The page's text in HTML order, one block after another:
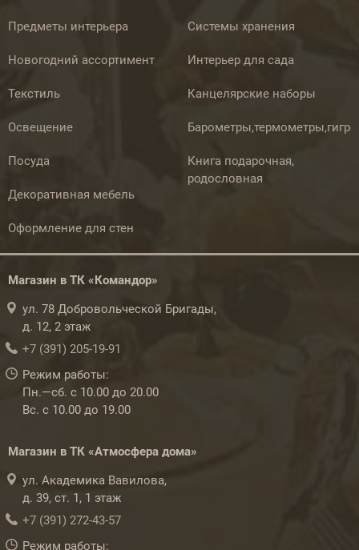
Предметы интерьера
Новогодний ассортимент
Текстиль
Освещение
Посуда
Декоративная мебель
Оформление для стен
Системы хранения
Интерьер для сада
Канцелярские наборы
Книга подарочная,
родословная
Магазин в ТК «Командор»
ул. 78 Добровольческой Бригады,
д. 12, 2 этаж
+7 (391) 205-19-91
Режим работы:
Пн.—сб. с 10.00 до 20.00
Вс. с 10.00 до 19.00
Магазин в ТК «Атмосфера дома»
ул. Академика Вавилова,
д. 39, ст. 1, 1 этаж
+7 (391) 272-43-57
Режим работы: